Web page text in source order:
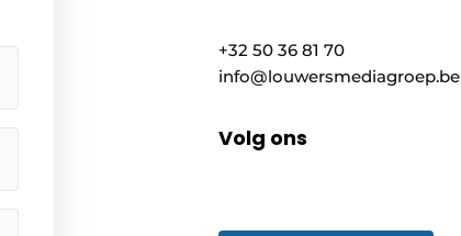
+32 50 36 81 70
info@louwersmediagroep.be
Volg ons